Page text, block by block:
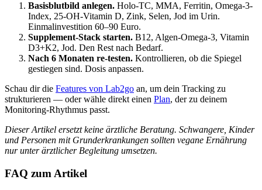
Basisblutbild anlegen. Holo-TC, MMA, Ferritin, Omega-3-
Index, 25-OH-Vitamin D, Zink, Selen, Jod im Urin.
Einmalinvestition 60–90 Euro.
Supplement-Stack starten. B12, Algen-Omega-3, Vitamin
D3+K2, Jod. Den Rest nach Bedarf.
Nach 6 Monaten re-testen. Kontrollieren, ob die Spiegel
gestiegen sind. Dosis anpassen.
Schau dir die Features von Lab2go an, um dein Tracking zu
strukturieren — oder wähle direkt einen Plan, der zu deinem
Monitoring-Rhythmus passt.
Dieser Artikel ersetzt keine ärztliche Beratung. Schwangere, Kinder
und Personen mit Grunderkrankungen sollten vegane Ernährung
nur unter ärztlicher Begleitung umsetzen.
FAQ zum Artikel